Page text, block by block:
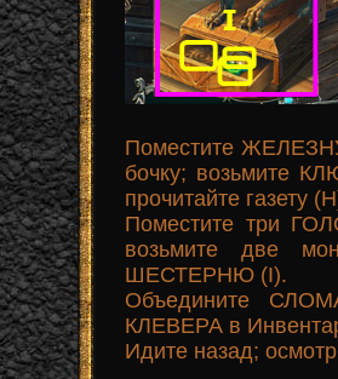
Поместите
бочку; возьмите
прочитайте газету
Поместите три
возьмите две
ШЕСТЕРНЮ (I).
Объедините
КЛЕВЕРА в
Идите назад;